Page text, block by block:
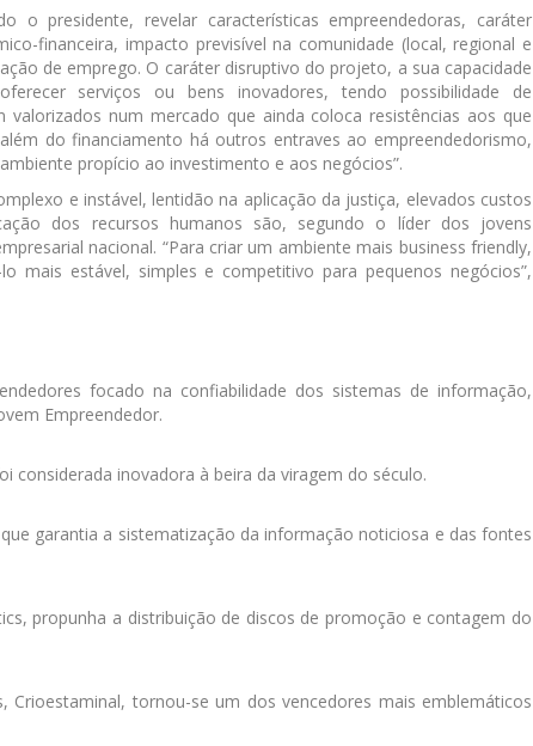
o presidente, revelar características empreendedoras, caráter
financeira, impacto previsível na comunidade (local, regional e
de emprego. O caráter disruptivo do projeto, a sua capacidade
serviços ou bens inovadores, tendo possibilidade de
num mercado que ainda coloca resistências aos que
do financiamento há outros entraves ao empreendedorismo,
propício ao investimento e aos negócios”.
e instável, lentidão na aplicação da justiça, elevados custos
dos recursos humanos são, segundo o líder dos jovens
nacional. “Para criar um ambiente mais business friendly,
estável, simples e competitivo para pequenos negócios”,
focado na confiabilidade dos sistemas de informação,
Empreendedor.
considerada inovadora à beira da viragem do século.
garantia a sistematização da informação noticiosa e das fontes
propunha a distribuição de discos de promoção e contagem do
Crioestaminal, tornou-se um dos vencedores mais emblemáticos